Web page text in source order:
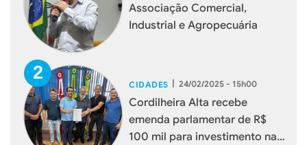
Associação Comercial,
Industrial e Agropecuária
CIDADES | 24/02/2025 - 15h00
Cordilheira Alta recebe
emenda parlamentar de R$
100 mil para investimento na